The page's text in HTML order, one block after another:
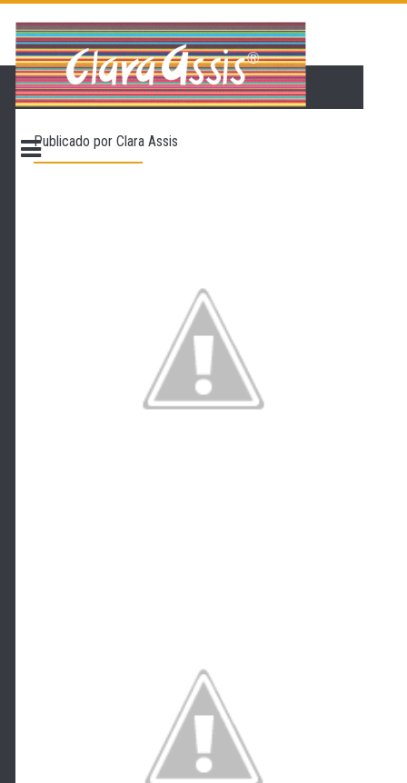
PÁGINA INICIAL
LOJA VIRTUAL
CONTATO
Publicado porClara Assis